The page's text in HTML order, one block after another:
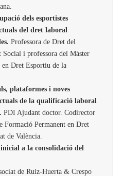
dels esportistes
del dret laboral
Professora de Dret del
i professora del Màster
en Dret Esportiu de la
plataformes i noves
de la qualificació laboral
PDI Ajudant doctor. Codirector
Formació Permanent en Dret
de València.
a la consolidació del
de Ruiz-Huerta & Crespo